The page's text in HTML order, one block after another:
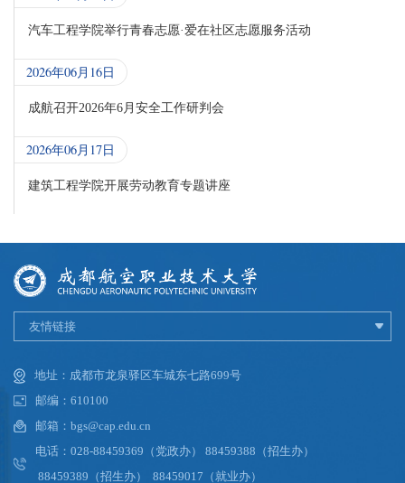
汽车工程学院举行青春志愿·爱在社区志愿服务活动
2026年06月16日
成航召开2026年6月安全工作研判会
2026年06月17日
建筑工程学院开展劳动教育专题讲座
友情链接
地址：成都市龙泉驿区车城东七路699号
邮编：610100
邮箱：bgs@cap.edu.cn
电话：028-88459369（党政办） 88459388（招生办）
88459389（招生办） 88459017（就业办）